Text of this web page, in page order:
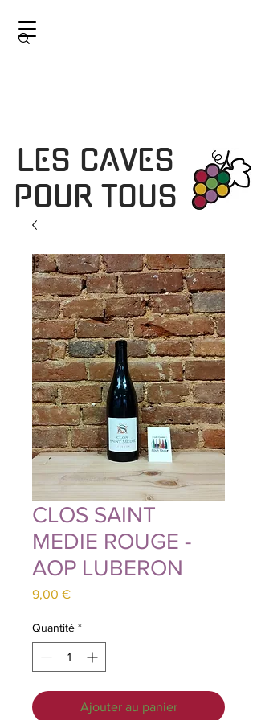
LES CAVES
POUR TOUS
CLOS SAINT
MEDIE ROUGE -
AOP LUBERON
9,00 €Prix
Quantité *
Ajouter au panier